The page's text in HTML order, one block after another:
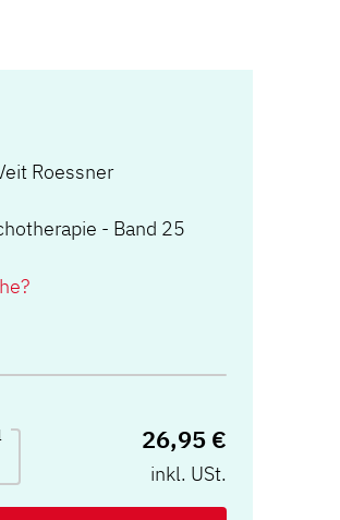
Roessner
- Band 25
26,95 €
inkl. USt.